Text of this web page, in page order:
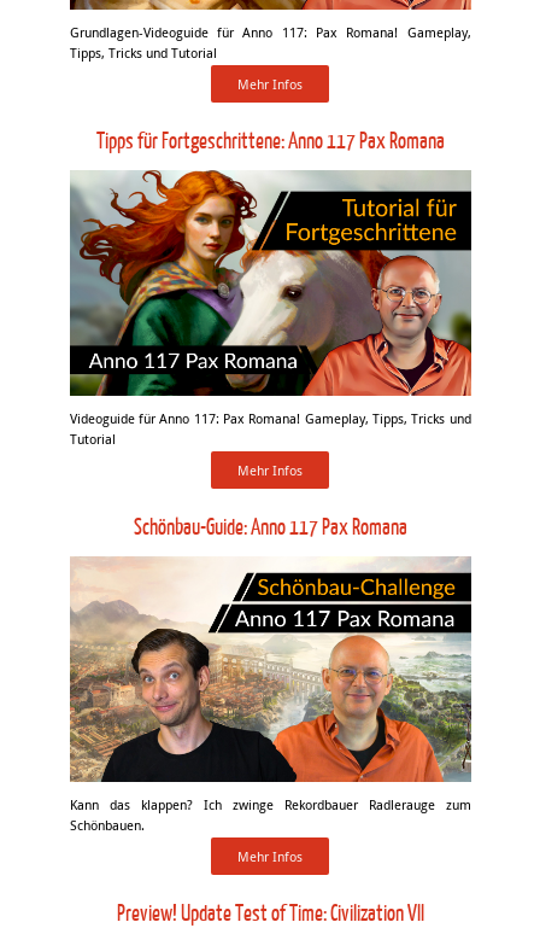
Grundlagen-Videoguide für Anno 117: Pax Romana! Gameplay,
Tipps, Tricks und Tutorial
Mehr Infos
Tipps für Fortgeschrittene: Anno 117 Pax Romana
Videoguide für Anno 117: Pax Romana! Gameplay, Tipps, Tricks und
Tutorial
Mehr Infos
Schönbau-Guide: Anno 117 Pax Romana
Kann das klappen? Ich zwinge Rekordbauer Radlerauge zum
Schönbauen.
Mehr Infos
Preview! Update Test of Time: Civilization VII